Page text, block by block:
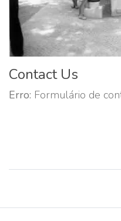
Contact Us
Erro: Formulário de